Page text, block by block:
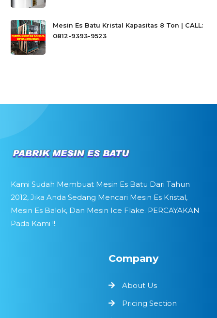
Mesin Es Batu Kristal Kapasitas 8 Ton | CALL:
0812-9393-9523
Kami Sudah Membuat Mesin Es Batu Dari Tahun
2012, Jika Anda Sedang Mencari Mesin Es Kristal,
Mesin Es Balok, Dan Mesin Ice Flake. PERCAYAKAN
Pada Kami !!.
Company
About Us
Pricing Section